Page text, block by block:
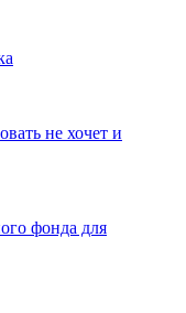
не хочет и
фонда для